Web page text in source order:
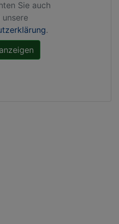
Sie auch
unsere
.